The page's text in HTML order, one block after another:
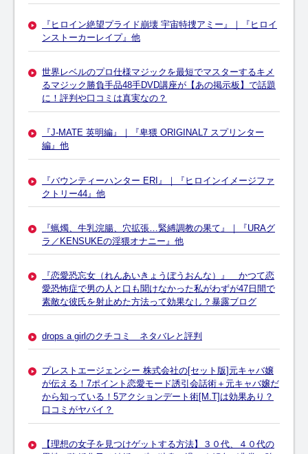
『ヒロイン絶望プライド崩壊 宇宙特捜アミー』｜『ヒロイ
ンストーカーレイプ』他
世界レベルのプロ仕様マジックを最短でマスターするキメ
るマジック勝負手品48手DVD講座が【あの掲示板】で話題
に！評判や口コミは真実なの？
『J-MATE 英明編』｜『卑猥 ORIGINAL7 スプリンター
編』他
『バウンティーハンター ERI』｜『ヒロインイメージファ
クトリー44』他
『蝋燭、牛乳浣腸、穴拡張…緊縛調教の果て』｜『URAグ
ラ／KENSUKEの淫猥オナニー』他
『恋愛恐忘女（れんあいきょうぼうおんな）』 かつて恋
愛恐怖症で男の人と口も聞けなかった私がわずが47日間で
素敵な彼氏を射止めた方法って効果なし？暴露ブログ
drops a girlのクチコミ ネタバレと評判
プレストエージェンシー 株式会社の[セット版]元キャバ嬢
が伝える！7ポイント恋愛モード誘引会話術＋元キャバ嬢だ
から知っている！5アクションデート術[M.T]は効果あり？
口コミがヤバイ？
【理想の女子を見つけゲットする方法】３０代、４０代の